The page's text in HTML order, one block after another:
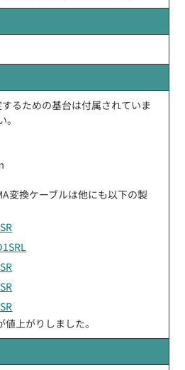
るための基台は付属されていま
変換ケーブルは他にも以下の製
上がりしました。